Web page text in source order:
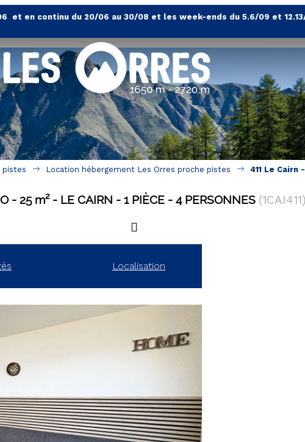
et en continu du 20/06 au 30/08 et les week-ends du 5.6/09 et
pistes Location hébergement Les Orres proche pistes 411 Le
25 m² LE CAIRN 1 PIÈCE 4 PERSONNES (1CAI411)
Localisation